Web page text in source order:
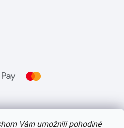
Vám umožnili pohodlné